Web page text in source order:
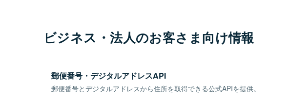
ビジネス・法人のお客さま向け情報
郵便番号・デジタルアドレスAPI
郵便番号とデジタルアドレスから住所を取得できる公式APIを提供。